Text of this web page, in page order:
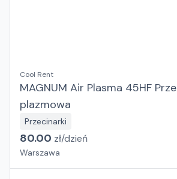
Cool Rent
MAGNUM Air Plasma 45HF
plazmowa
Przecinarki
80.00 zł/dzień
Warszawa